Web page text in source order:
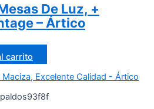
De Luz, +
– Ártico
carrito